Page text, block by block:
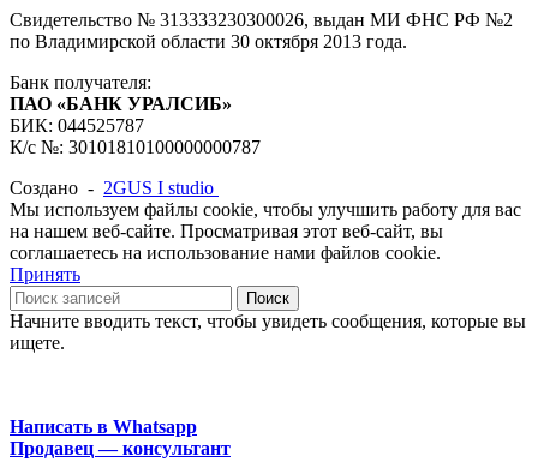
Свидетельство № 313333230300026, выдан МИ ФНС РФ №2
по Владимирской области 30 октября 2013 года.
Банк получателя:
ПАО «БАНК УРАЛСИБ»
БИК: 044525787
К/с №: 30101810100000000787
Создано - 2GUS I studio
Мы используем файлы cookie, чтобы улучшить работу для вас
на нашем веб-сайте. Просматривая этот веб-сайт, вы
соглашаетесь на использование нами файлов cookie.
Принять
Поиск
Начните вводить текст, чтобы увидеть сообщения, которые вы
ищете.
Написать в Whatsapp
Продавец — консультант